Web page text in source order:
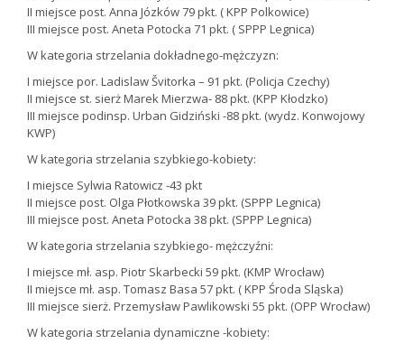
II miejsce post. Anna Józków 79 pkt. ( KPP Polkowice)
III miejsce post. Aneta Potocka 71 pkt. ( SPPP Legnica)
W kategoria strzelania dokładnego-mężczyzn:
I miejsce por. Ladislaw Švitorka – 91 pkt. (Policja Czechy)
II miejsce st. sierż Marek Mierzwa- 88 pkt. (KPP Kłodzko)
III miejsce podinsp. Urban Gidziński -88 pkt. (wydz. Konwojowy
KWP)
W kategoria strzelania szybkiego-kobiety:
I miejsce Sylwia Ratowicz -43 pkt
II miejsce post. Olga Płotkowska 39 pkt. (SPPP Legnica)
III miejsce post. Aneta Potocka 38 pkt. (SPPP Legnica)
W kategoria strzelania szybkiego- mężczyźni:
I miejsce mł. asp. Piotr Skarbecki 59 pkt. (KMP Wrocław)
II miejsce mł. asp. Tomasz Basa 57 pkt. ( KPP Środa Sląska)
III miejsce sierż. Przemysław Pawlikowski 55 pkt. (OPP Wrocław)
W kategoria strzelania dynamiczne -kobiety: